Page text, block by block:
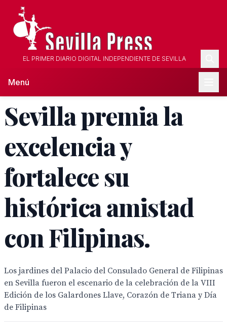
EL PRIMER DIARIO DIGITAL INDEPENDIENTE DE SEVILLA
Menú
Sevilla premia la
excelencia y
fortalece su
histórica amistad
con Filipinas.
Los jardines del Palacio del Consulado General de Filipinas
en Sevilla fueron el escenario de la celebración de la VIII
Edición de los Galardones Llave, Corazón de Triana y Día
de Filipinas